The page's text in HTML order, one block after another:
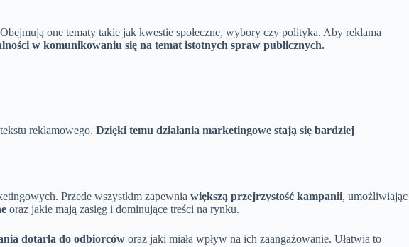
one tematy takie jak kwestie społeczne, wybory czy polityka. Aby reklama
w komunikowaniu się na temat istotnych spraw publicznych.
reklamowego. Dzięki temu działania marketingowe stają się bardziej
Przede wszystkim zapewnia większą przejrzystość kampanii, umożliwiając
oraz jakie mają zasięg i dominujące treści na rynku.
dotarła do odbiorców oraz jaki miała wpływ na ich zaangażowanie. Ułatwia to